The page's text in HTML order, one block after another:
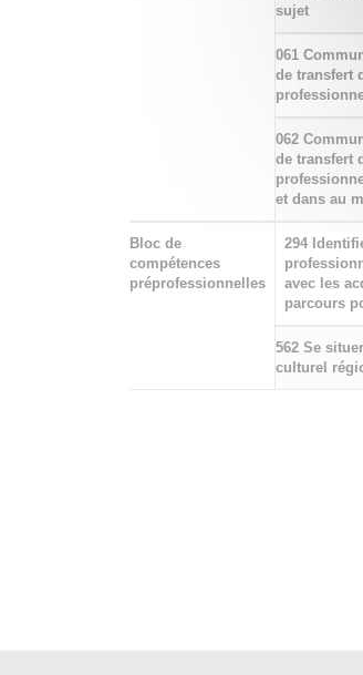
sujet
061
de transfert
062
de transfert
et dans au
Bloc de
compétences
préprofessionnelles
294
avec les
parcours
562 Se
culturel